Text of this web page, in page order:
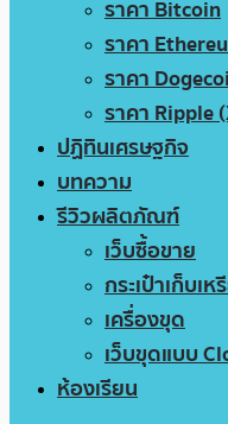
ราคา Bitcoin
ราคา
ราคา
ราคา Ripple
ปฏิทินเศรษฐกิจ
บทความ
รีวิวผลิตภัณฑ์
เว็บซื้อขาย
กระเป๋าเก็บเ
เครื่องขุด
เว็บขุดแบบ
ห้องเรียน